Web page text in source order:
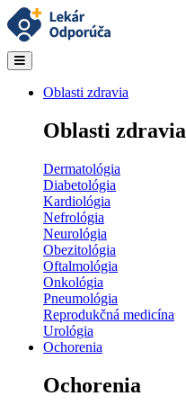
Oblasti zdravia
Oblasti zdravia
Dermatológia
Diabetológia
Kardiológia
Nefrológia
Neurológia
Obezitológia
Oftalmológia
Onkológia
Pneumológia
Reprodukčná medicína
Urológia
Ochorenia
Ochorenia